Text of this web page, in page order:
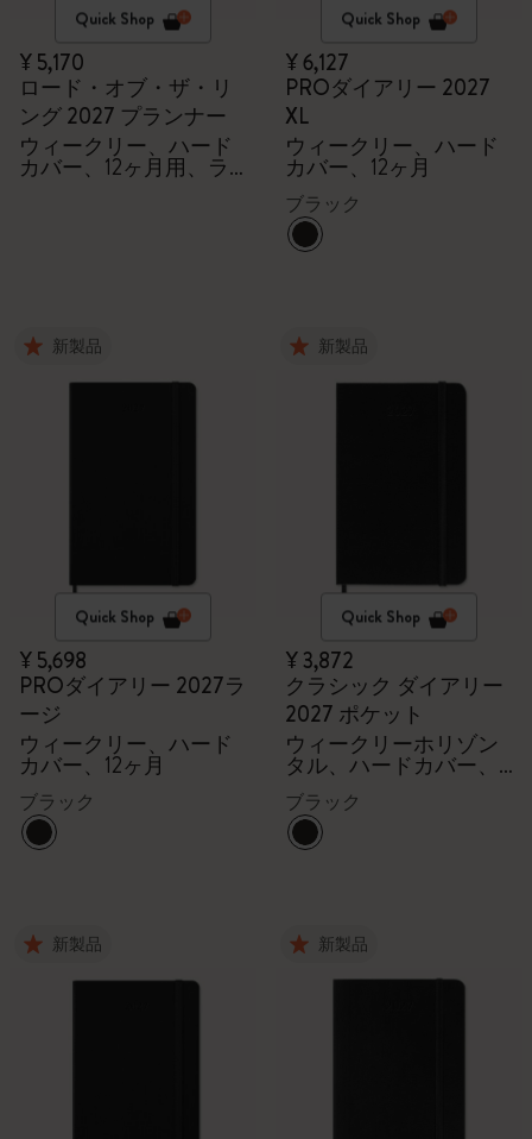
Quick Shop
¥ 5,170
ロード・オブ・ザ・リ
ング 2027 プランナー
ウィークリー、ハード
カバー、12ヶ月用、ラ
Quick Shop
¥ 6,127
PROダイアリー 2027
XL
ウィークリー、ハード
カバー、12ヶ月
ブラック
新製品
Quick Shop
¥ 5,698
PROダイアリー 2027ラ
ージ
ウィークリー、ハード
カバー、12ヶ月
ブラック
新製品
Quick Shop
¥ 3,872
クラシック ダイアリー
2027 ポケット
ウィークリーホリゾン
タル、ハードカバー、
12ヶ月
ブラック
新製品 新製品